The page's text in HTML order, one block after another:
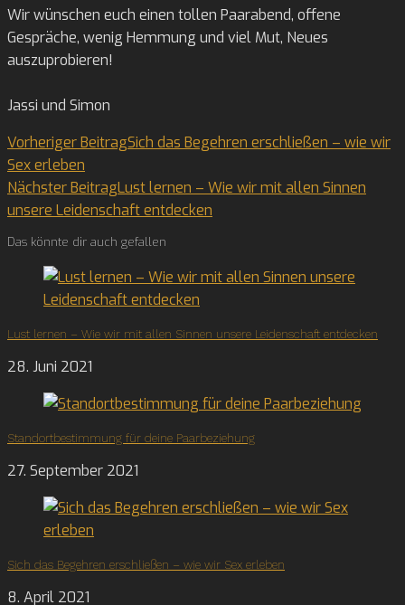
Wir wünschen euch einen tollen Paarabend, offene
Gespräche, wenig Hemmung und viel Mut, Neues
auszuprobieren!
Jassi und Simon
Read
more
articles
Vorheriger BeitragSich das Begehren erschließen – wie wir
Sex erleben
Nächster BeitragLust lernen – Wie wir mit allen Sinnen
unsere Leidenschaft entdecken
Das könnte dir auch gefallen
Lust lernen – Wie wir mit allen Sinnen unsere Leidenschaft entdecken
28. Juni 2021
Standortbestimmung für deine Paarbeziehung
27. September 2021
Sich das Begehren erschließen – wie wir Sex erleben
8. April 2021